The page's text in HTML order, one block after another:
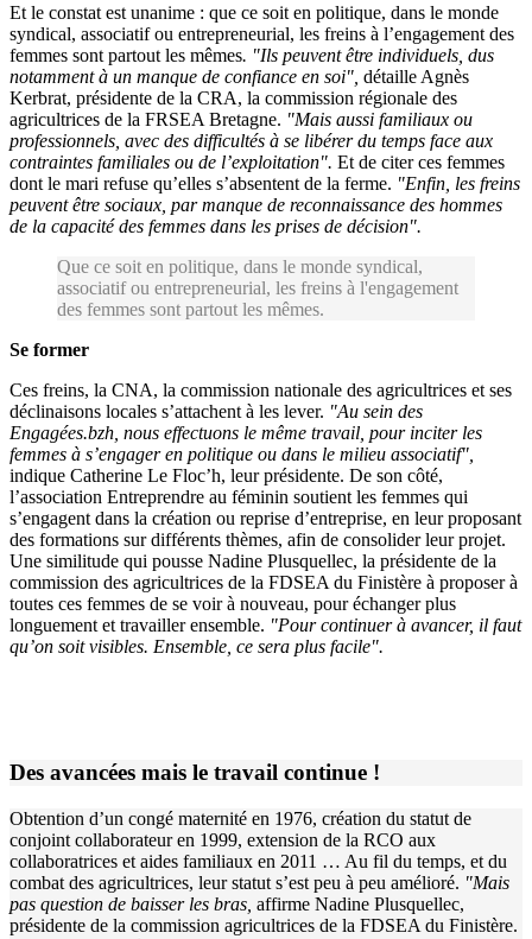
Et le constat est unanime : que ce soit en politique, dans le monde
syndical, associatif ou entrepreneurial, les freins à l’engagement des
femmes sont partout les mêmes. "Ils peuvent être individuels, dus
notamment à un manque de confiance en soi", détaille Agnès
Kerbrat, présidente de la CRA, la commission régionale des
agricultrices de la FRSEA Bretagne. "Mais aussi familiaux ou
professionnels, avec des difficultés à se libérer du temps face aux
contraintes familiales ou de l’exploitation". Et de citer ces femmes
dont le mari refuse qu’elles s’absentent de la ferme. "Enfin, les freins
peuvent être sociaux, par manque de reconnaissance des hommes
de la capacité des femmes dans les prises de décision".
Que ce soit en politique, dans le monde syndical,
associatif ou entrepreneurial, les freins à l'engagement
des femmes sont partout les mêmes.
Se former
Ces freins, la CNA, la commission nationale des agricultrices et ses
déclinaisons locales s’attachent à les lever. "Au sein des
Engagées.bzh, nous effectuons le même travail, pour inciter les
femmes à s’engager en politique ou dans le milieu associatif",
indique Catherine Le Floc’h, leur présidente. De son côté,
l’association Entreprendre au féminin soutient les femmes qui
s’engagent dans la création ou reprise d’entreprise, en leur proposant
des formations sur différents thèmes, afin de consolider leur projet.
Une similitude qui pousse Nadine Plusquellec, la présidente de la
commission des agricultrices de la FDSEA du Finistère à proposer à
toutes ces femmes de se voir à nouveau, pour échanger plus
longuement et travailler ensemble. "Pour continuer à avancer, il faut
qu’on soit visibles. Ensemble, ce sera plus facile".
Des avancées mais le travail continue !
Obtention d’un congé maternité en 1976, création du statut de
conjoint collaborateur en 1999, extension de la RCO aux
collaboratrices et aides familiaux en 2011 … Au fil du temps, et du
combat des agricultrices, leur statut s’est peu à peu amélioré. "Mais
pas question de baisser les bras, affirme Nadine Plusquellec,
présidente de la commission agricultrices de la FDSEA du Finistère.